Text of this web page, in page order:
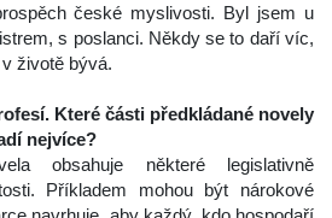
české myslivosti. Byl jsem u
s poslanci. Někdy se to daří víc,
životě bývá.
Které části předkládané novely
nejvíce?
obsahuje některé legislativně
Příkladem mohou být nárokové